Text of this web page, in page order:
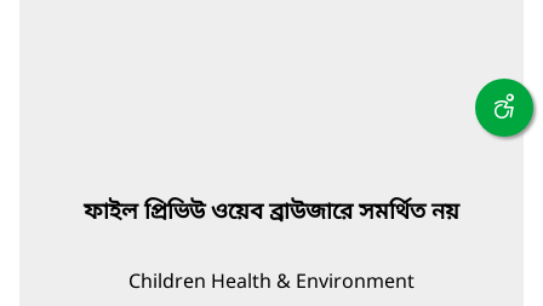
ফাইল প্রিভিউ ওয়েব ব্রাউজারে সমর্থিত নয়
Children Health & Environment